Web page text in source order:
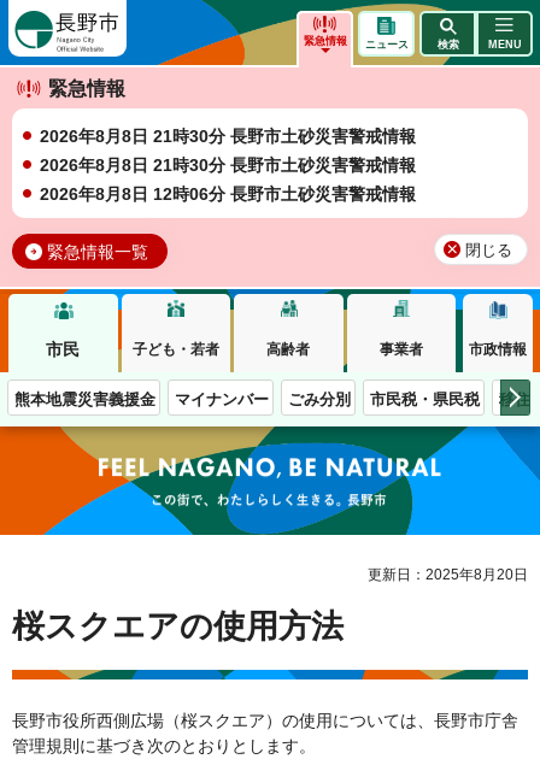
緊急情報
緊急情報
2026年8月8日 21時30分 長野市土砂災害警戒情報
2026年8月8日 21時30分 長野市土砂災害警戒情報
2026年8月8日 12時06分 長野市土砂災害警戒情報
緊急情報一覧 閉じる
ニュース 検索 MENU
市民 子ども・若者 高齢者 事業者 市政情報
熊本地震災害義援金 マイナンバー ごみ分別 市民税・県民税 移住
この街で、わたしらしく生きる。長野市
更新日：2025年8月20日
桜スクエアの使用方法
長野市役所西側広場（桜スクエア）の使用については、長野市庁舎
管理規則に基づき次のとおりとします。